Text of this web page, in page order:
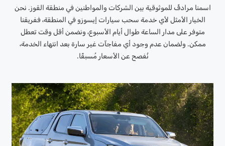
اسمنا مرادفٌ للموثوقية بين الشركات والمواطنين في منطقة القوز. نحن
الخيار الأمثل لأي خدمة سحب سيارات إيسوزو في المنطقة، ففريقنا
متوفر على مدار الساعة طوال أيام الأسبوع، ونضمن أقل وقت تعطل
ممكن. ولضمان عدم وجود أي مفاجآت غير سارة بعد انتهاء الخدمة،
نُفصح عن الأسعار مُسبقًا.